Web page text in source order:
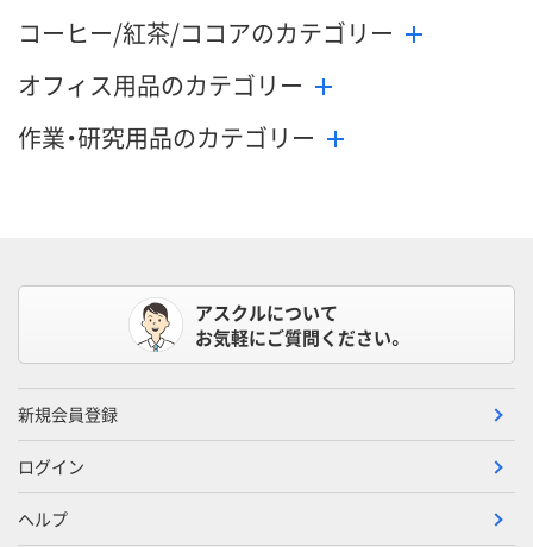
コーヒー/紅茶/ココアのカテゴリー
オフィス用品のカテゴリー
作業・研究用品のカテゴリー
アスクルについて
お気軽にご質問ください。
新規会員登録
ログイン
ヘルプ